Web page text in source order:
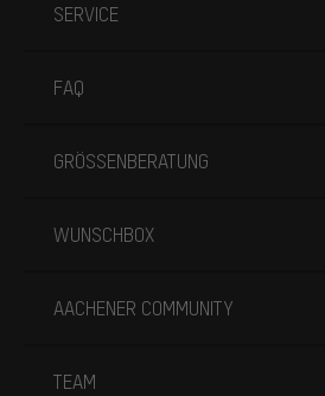
SERVICE
FAQ
GRÖSSENBERATUNG
WUNSCHBOX
AACHENER COMMUNITY
TEAM